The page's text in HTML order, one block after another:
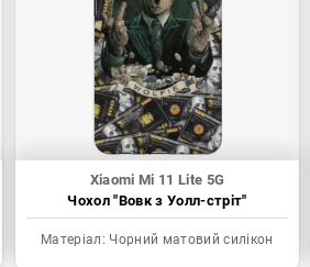
Xiaomi Mi 11 Lite 5G
Чохол "Вовк з Уолл-стріт"
Матеріал: Чорний матовий силікон